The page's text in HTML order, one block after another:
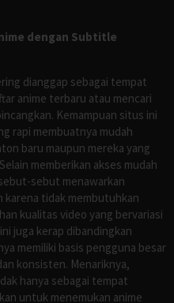
dengan Subtitle
dianggap sebagai tempat
anime terbaru atau mencari
Kemampuan situs ini
rapi membuatnya mudah
baru maupun mereka yang
memberikan akses mudah
sebut menawarkan
karena tidak membutuhkan
kualitas video yang bervariasi
juga kerap dibandingkan
memiliki basis pengguna besar
konsisten. Menariknya,
hanya sebagai tempat
untuk menemukan anime